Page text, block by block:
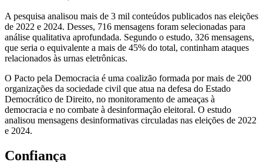
A pesquisa analisou mais de 3 mil conteúdos publicados nas eleições
de 2022 e 2024. Desses, 716 mensagens foram selecionadas para
análise qualitativa aprofundada. Segundo o estudo, 326 mensagens,
que seria o equivalente a mais de 45% do total, continham ataques
relacionados às urnas eletrônicas.
O Pacto pela Democracia é uma coalizão formada por mais de 200
organizações da sociedade civil que atua na defesa do Estado
Democrático de Direito, no monitoramento de ameaças à
democracia e no combate à desinformação eleitoral. O estudo
analisou mensagens desinformativas circuladas nas eleições de 2022
e 2024.
Confiança